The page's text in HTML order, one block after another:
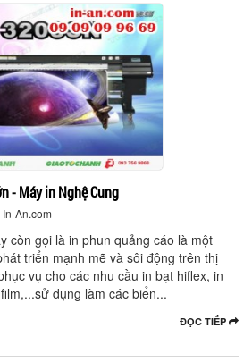
- Máy in Nghệ Cung
An.com
còn gọi là in phun quảng cáo là một
triển mạnh mẽ và sôi động trên thị
vụ cho các nhu cầu in bạt hiflex, in
dụng làm các biển...
ĐỌC TIẾP